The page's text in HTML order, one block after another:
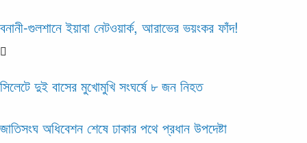
বনানী-গুলশানে ইয়াবা নেটওয়ার্ক, আরাভের ভয়ংকর ফাঁদ!
সিলেটে দুই বাসের মুখোমুখি সংঘর্ষে ৮ জন নিহত
জাতিসংঘ অধিবেশন শেষে ঢাকার পথে প্রধান উপদেষ্টা